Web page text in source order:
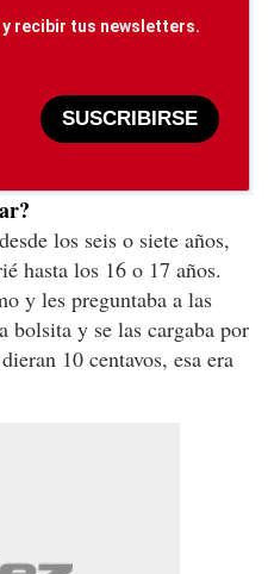
recibir tus newsletters.
SUSCRIBIRSE
los seis o siete años,
hasta los 16 o 17 años.
y les preguntaba a las
bolsita y se las cargaba por
10 centavos, esa era